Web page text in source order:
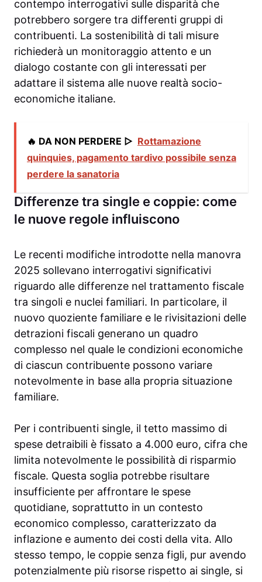
contempo interrogativi sulle disparità che
potrebbero sorgere tra differenti gruppi di
contribuenti. La sostenibilità di tali misure
richiederà un monitoraggio attento e un
dialogo costante con gli interessati per
adattare il sistema alle nuove realtà socio-
economiche italiane.
🔥 DA NON PERDERE ▷ Rottamazione
quinquies, pagamento tardivo possibile senza
perdere la sanatoria
Differenze tra single e coppie: come
le nuove regole influiscono
Le recenti modifiche introdotte nella manovra
2025 sollevano interrogativi significativi
riguardo alle differenze nel trattamento fiscale
tra singoli e nuclei familiari. In particolare, il
nuovo quoziente familiare e le rivisitazioni delle
detrazioni fiscali generano un quadro
complesso nel quale le condizioni economiche
di ciascun contribuente possono variare
notevolmente in base alla propria situazione
familiare.
Per i contribuenti single, il tetto massimo di
spese detraibili è fissato a 4.000 euro, cifra che
limita notevolmente le possibilità di risparmio
fiscale. Questa soglia potrebbe risultare
insufficiente per affrontare le spese
quotidiane, soprattutto in un contesto
economico complesso, caratterizzato da
inflazione e aumento dei costi della vita. Allo
stesso tempo, le coppie senza figli, pur avendo
potenzialmente più risorse rispetto ai single, si